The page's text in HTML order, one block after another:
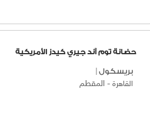
حضانة توم آند جيري كيدز الأمريكية
بريسكول
القاهرة - المقطم